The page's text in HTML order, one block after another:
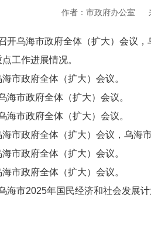
作者：市政府办公室
乌海市政府全体（扩大）会议，
作进展情况。
政府全体（扩大）会议。
市政府全体（扩大）会议。
市政府全体（扩大）会议。
政府全体（扩大）会议，乌海市
政府全体（扩大）会议。
政府全体（扩大）会议。
市2025年国民经济和社会发展计